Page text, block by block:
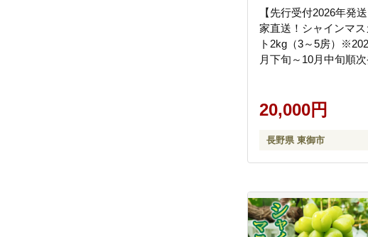
【先行受付2026年発
家直送！シャインマス
ト2kg（3～5房）
月下旬～10月中旬順
20,000円
長野県 東御市